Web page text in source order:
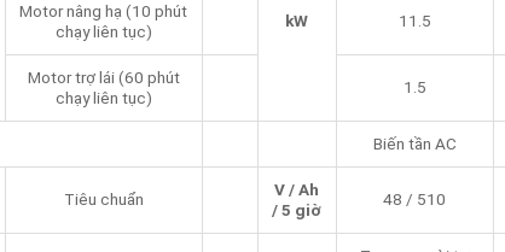
kW
Motor nâng hạ (10 phút
chạy liên tục)
11.5
Motor trợ lái (60 phút
chạy liên tục)
1.5
Biến tần AC
Tiêu chuẩn
V / Ah
/ 5 giờ
48 / 510